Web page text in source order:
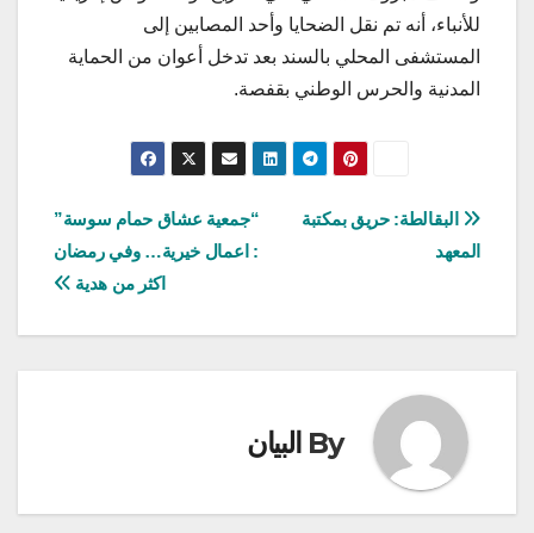
للأنباء، أنه تم نقل الضحايا وأحد المصابين إلى
المستشفى المحلي بالسند بعد تدخل أعوان من الحماية
المدنية والحرس الوطني بقفصة.
تصفّح
المقالات
“جمعية عشاق حمام سوسة”
: اعمال خيرية… وفي رمضان
اكثر من هدية
البقالطة: حريق بمكتبة
المعهد
By البيان